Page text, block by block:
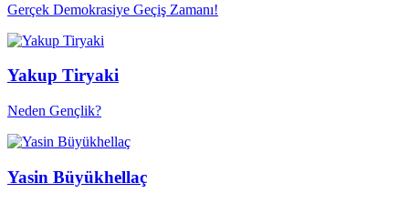
Gerçek Demokrasiye Geçiş Zamanı!
Yakup Tiryaki
Neden Gençlik?
Yasin Büyükhellaç